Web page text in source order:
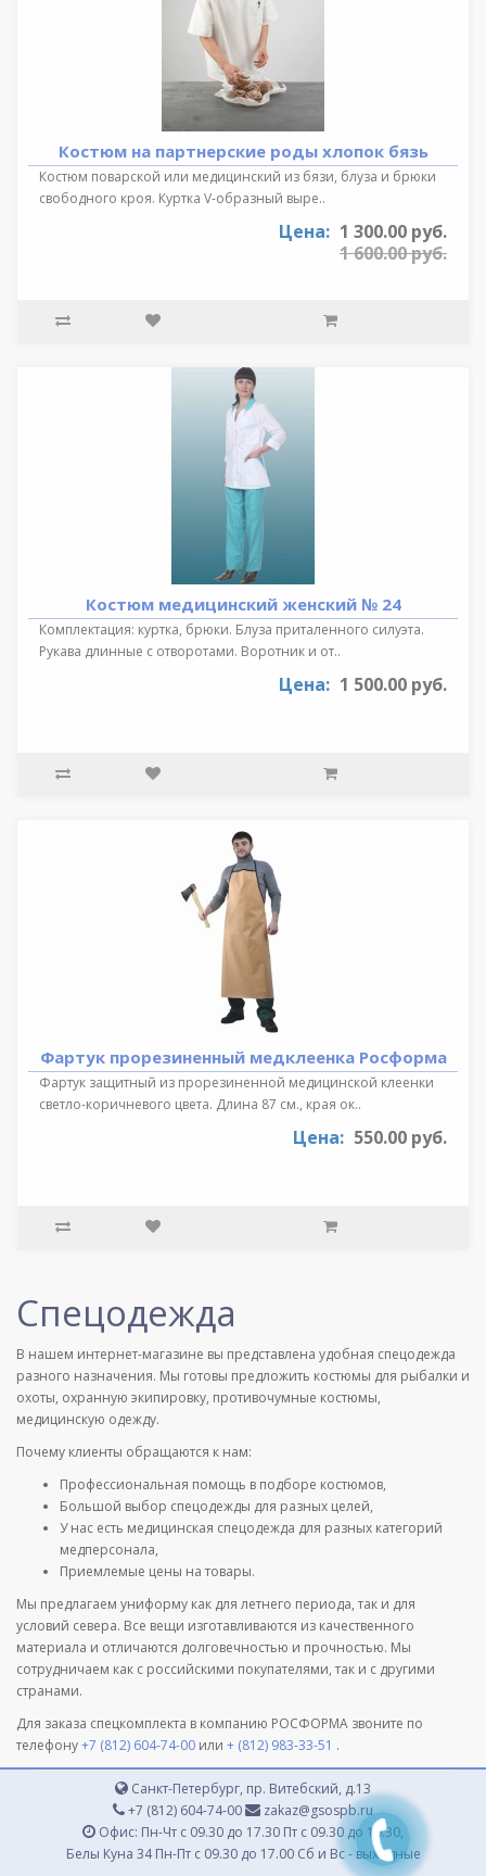
Костюм на партнерские роды хлопок бязь
Костюм поварской или медицинский из бязи, блуза и брюки
свободного кроя. Куртка V-образный выре..
Цена: 1 300.00 руб.
1 600.00 руб.
Костюм медицинский женский № 24
Комплектация: куртка, брюки. Блуза приталенного силуэта.
Рукава длинные с отворотами. Воротник и от..
Цена: 1 500.00 руб.
Фартук прорезиненный медклеенка Росформа
Фартук защитный из прорезиненной медицинской клеенки
светло-коричневого цвета. Длина 87 см., края ок..
Цена: 550.00 руб.
Спецодежда
В нашем интернет-магазине вы представлена удобная спецодежда
разного назначения. Мы готовы предложить костюмы для рыбалки и
охоты, охранную экипировку, противочумные костюмы,
медицинскую одежду.
Почему клиенты обращаются к нам:
Профессиональная помощь в подборе костюмов,
Большой выбор спецодежды для разных целей,
У нас есть медицинская спецодежда для разных категорий
медперсонала,
Приемлемые цены на товары.
Мы предлагаем униформу как для летнего периода, так и для
условий севера. Все вещи изготавливаются из качественного
материала и отличаются долговечностью и прочностью. Мы
сотрудничаем как с российскими покупателями, так и с другими
странами.
Для заказа спецкомплекта в компанию РОСФОРМА звоните по
телефону+7 (812) 604-74-00 или + (812) 983-33-51 .
Санкт-Петербург, пр. Витебский, д.13
+7 (812) 604-74-00
zakaz@gsospb.ru
Офис: Пн-Чт с 09.30 до 17.30 Пт с 09.30 до 16.30,
Белы Куна 34 Пн-Пт с 09.30 до 17.00 Сб и Вс - выходные